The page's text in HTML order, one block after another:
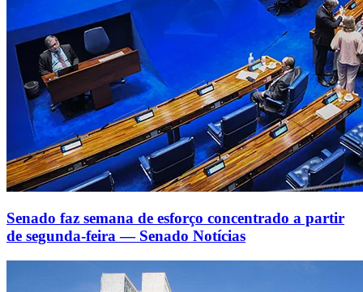
Senado faz semana de esforço concentrado a partir
de segunda-feira — Senado Notícias